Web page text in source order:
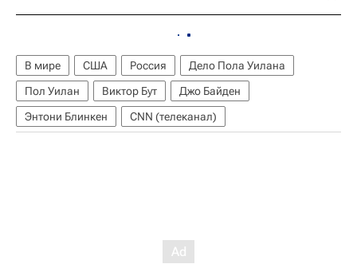
В мире США Россия
Дело Пола Уилана
Пол Уилан
Виктор Бут
Джо Байден
Энтони Блинкен
CNN (телеканал)